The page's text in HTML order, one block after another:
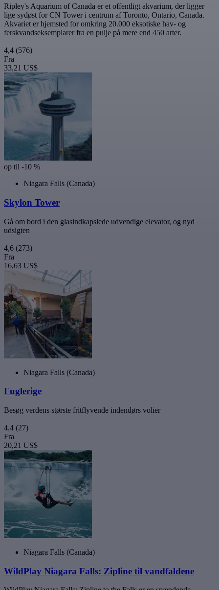
Ripley's Aquarium of Canada er et offentligt akvarium, der ligger
lige sydøst for CN Tower i centrum af Toronto, Ontario, Canada.
Akvariet er hjemsted for omkring 20.000 eksotiske hav- og
ferskvandseksemplarer fra en pulje på mere end 450 arter.
4,4 (576)
Fra
33,21 US$
op til -10 %
Niagara Falls (Canada)
Skylon Tower
Gå om bord i den glasindkapslede udvendige elevator, og nyd
udsigten
4,6 (273)
Fra
16,63 US$
Niagara Falls (Canada)
Fuglerige
Besøg verdens største fritflyvende indendørs volier
4,4 (27)
Fra
20,21 US$
Niagara Falls (Canada)
WildPlay Niagara Falls: Zipline til vandfaldene